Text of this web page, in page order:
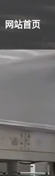
网站首页